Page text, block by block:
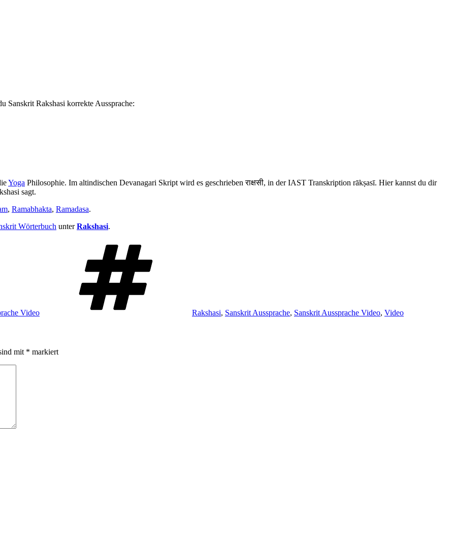
Sanskrit Rakshasi korrekte Aussprache:
Yoga Philosophie. Im altindischen Devanagari Skript wird es geschrieben राक्षसी, in der IAST Transkription rākṣasī. Hier kannst du dir
sagt.
, Ramabhakta, Ramadasa.
Wörterbuch unterRakshasi.
Video Rakshasi, Sanskrit Aussprache, Sanskrit Aussprache Video, Video
mit * markiert